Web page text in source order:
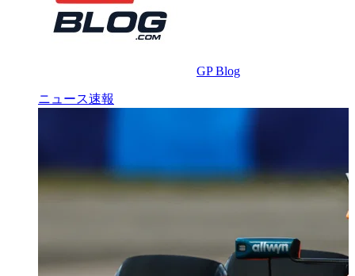
GP Blog
ニュース速報